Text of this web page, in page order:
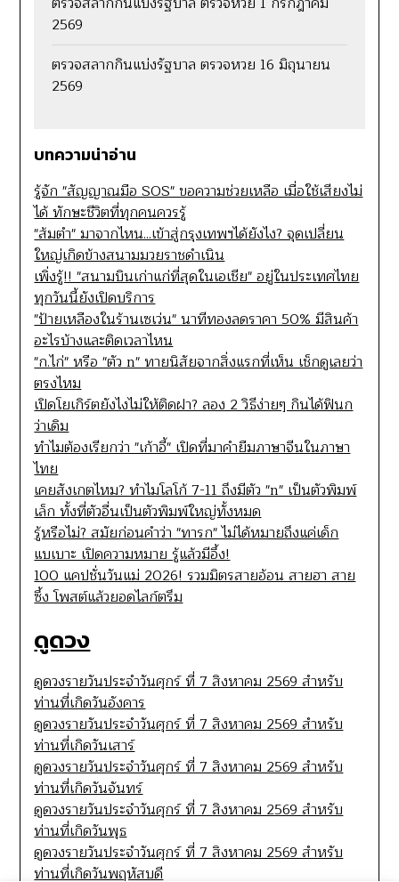
2569
ตรวจสลากกินแบ่งรัฐบาล ตรวจหวย 16 มิถุนายน
2569
บทความน่าอ่าน
รู้จัก "สัญญาณมือ SOS" ขอความช่วยเหลือ เมื่อใช้เสียงไม่
ได้ ทักษะชีวิตที่ทุกคนควรรู้
"ส้มตำ" มาจากไหน...เข้าสู่กรุงเทพฯได้ยังไง? จุดเปลี่ยน
ใหญ่เกิดข้างสนามมวยราชดำเนิน
เพิ่งรู้!! "สนามบินเก่าแก่ที่สุดในเอเชีย" อยู่ในประเทศไทย
ทุกวันนี้ยังเปิดบริการ
"ป้ายเหลืองในร้านเซเว่น" นาทีทองลดราคา 50% มีสินค้า
อะไรบ้างและติดเวลาไหน
"ก.ไก่" หรือ "ตัว n" ทายนิสัยจากสิ่งแรกที่เห็น เช็กดูเลยว่า
ตรงไหม
เปิดโยเกิร์ตยังไงไม่ให้ติดฝา? ลอง 2 วิธีง่ายๆ กินได้ฟินก
ว่าเดิม
ทำไมต้องเรียกว่า "เก้าอี้" เปิดที่มาคำยืมภาษาจีนในภาษา
ไทย
เคยสังเกตไหม? ทำไมโลโก้ 7-11 ถึงมีตัว "n" เป็นตัวพิมพ์
เล็ก ทั้งที่ตัวอื่นเป็นตัวพิมพ์ใหญ่ทั้งหมด
รู้หรือไม่? สมัยก่อนคำว่า "ทารก" ไม่ได้หมายถึงแค่เด็ก
แบเบาะ เปิดความหมาย รู้แล้วมีอึ้ง!
100 แคปชั่นวันแม่ 2026! รวมมิตรสายอ้อน สายฮา สาย
ซึ้ง โพสต์แล้วยอดไลก์ตรึม
ดูดวง
ดูดวงรายวันประจำวันศุกร์ ที่ 7 สิงหาคม 2569 สำหรับ
ท่านที่เกิดวันอังคาร
ดูดวงรายวันประจำวันศุกร์ ที่ 7 สิงหาคม 2569 สำหรับ
ท่านที่เกิดวันเสาร์
ดูดวงรายวันประจำวันศุกร์ ที่ 7 สิงหาคม 2569 สำหรับ
ท่านที่เกิดวันจันทร์
ดูดวงรายวันประจำวันศุกร์ ที่ 7 สิงหาคม 2569 สำหรับ
ท่านที่เกิดวันพุธ
ดูดวงรายวันประจำวันศุกร์ ที่ 7 สิงหาคม 2569 สำหรับ
ท่านที่เกิดวันพฤหัสบดี